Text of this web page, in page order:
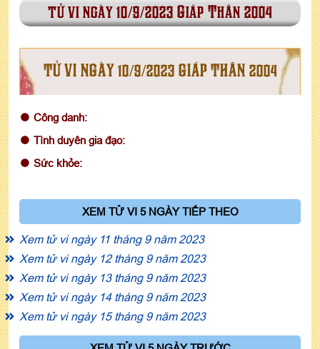
tử vi ngày 10/9/2023 Giáp Thân 2004
TỬ VI NGÀY 10/9/2023 GIÁP THÂN 2004
Công danh:
Tình duyên gia đạo:
Sức khỏe:
XEM TỬ VI 5 NGÀY TIẾP THEO
Xem tử vi ngày 11 tháng 9 năm 2023
Xem tử vi ngày 12 tháng 9 năm 2023
Xem tử vi ngày 13 tháng 9 năm 2023
Xem tử vi ngày 14 tháng 9 năm 2023
Xem tử vi ngày 15 tháng 9 năm 2023